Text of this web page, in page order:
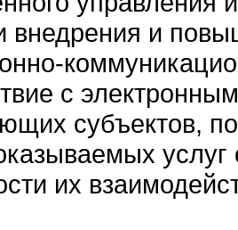
внедрения и
с
субъектов,
их